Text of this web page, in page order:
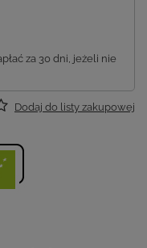
za 30 dni, jeżeli nie
Dodaj do listy zakupowej